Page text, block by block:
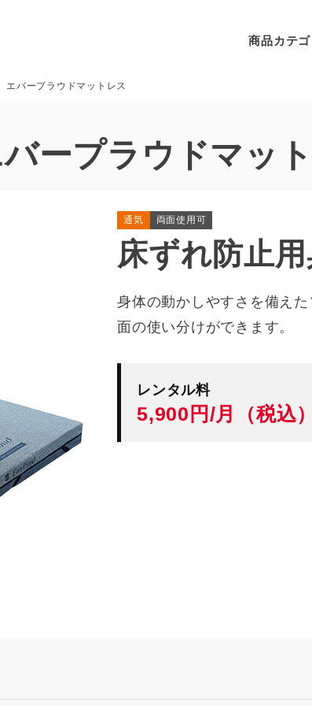
商品カテ
エバープラウドマットレス
ープラウドマッ
通気 両面使用可
床ずれ防止
身体の動かしやすさを備え
面の使い分けができます。
レンタル料
5,900円/月（税込）